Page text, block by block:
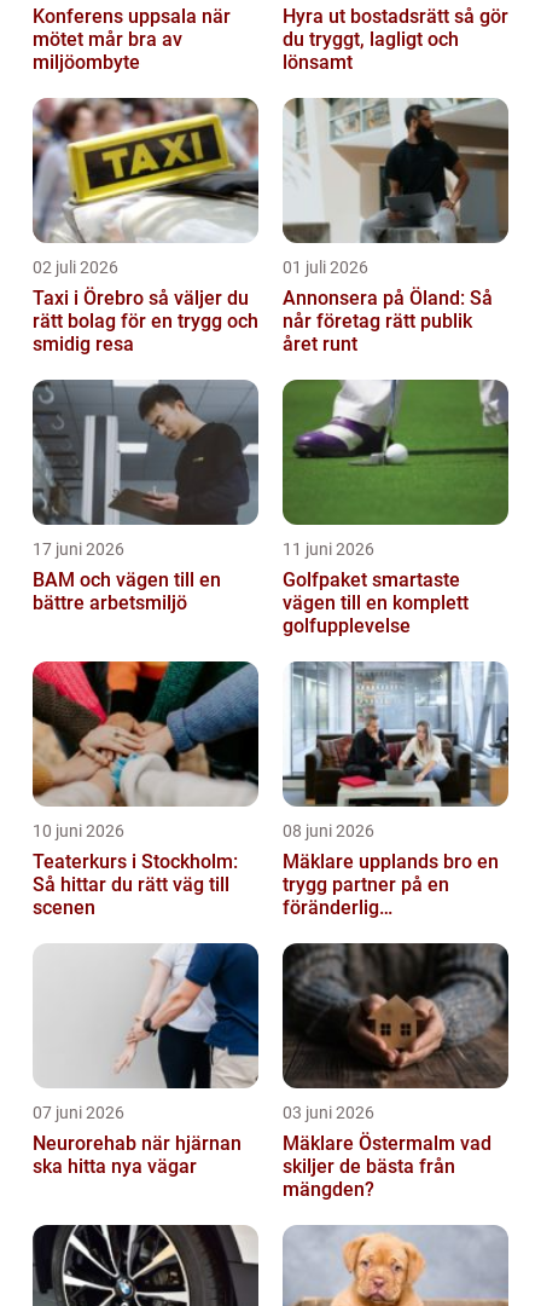
Konferens uppsala när
mötet mår bra av
miljöombyte
Hyra ut bostadsrätt så gör
du tryggt, lagligt och
lönsamt
02 juli 2026
Taxi i Örebro så väljer du
rätt bolag för en trygg och
smidig resa
01 juli 2026
Annonsera på Öland: Så
når företag rätt publik
året runt
17 juni 2026
BAM och vägen till en
bättre arbetsmiljö
11 juni 2026
Golfpaket smartaste
vägen till en komplett
golfupplevelse
10 juni 2026
Teaterkurs i Stockholm:
Så hittar du rätt väg till
scenen
08 juni 2026
Mäklare upplands bro en
trygg partner på en
föränderlig
07 juni 2026
Neurorehab när hjärnan
ska hitta nya vägar
03 juni 2026
Mäklare Östermalm vad
skiljer de bästa från
mängden?